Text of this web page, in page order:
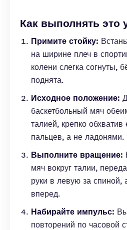
Как выполнять это
Примите стойку:
на ширине плеч в
колени слегка согнуты,
поднята.
Исходное положение:
баскетбольный мяч
талией, крепко
пальцев, а не ладонями.
Выполните вращение:
мяч вокруг талии,
руки в левую за спиной,
вперед.
Набирайте импульс:
повторений по часовой